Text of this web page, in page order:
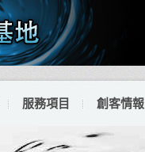
服務項目 創客情報